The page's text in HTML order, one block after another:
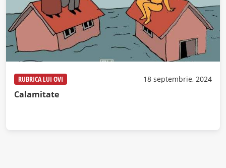
RUBRICA LUI OVI 18 septembrie, 2024
Calamitate